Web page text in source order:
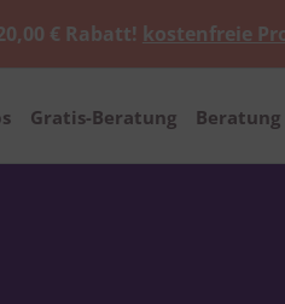
€ Rabatt! kostenfreie
Gratis-Beratung